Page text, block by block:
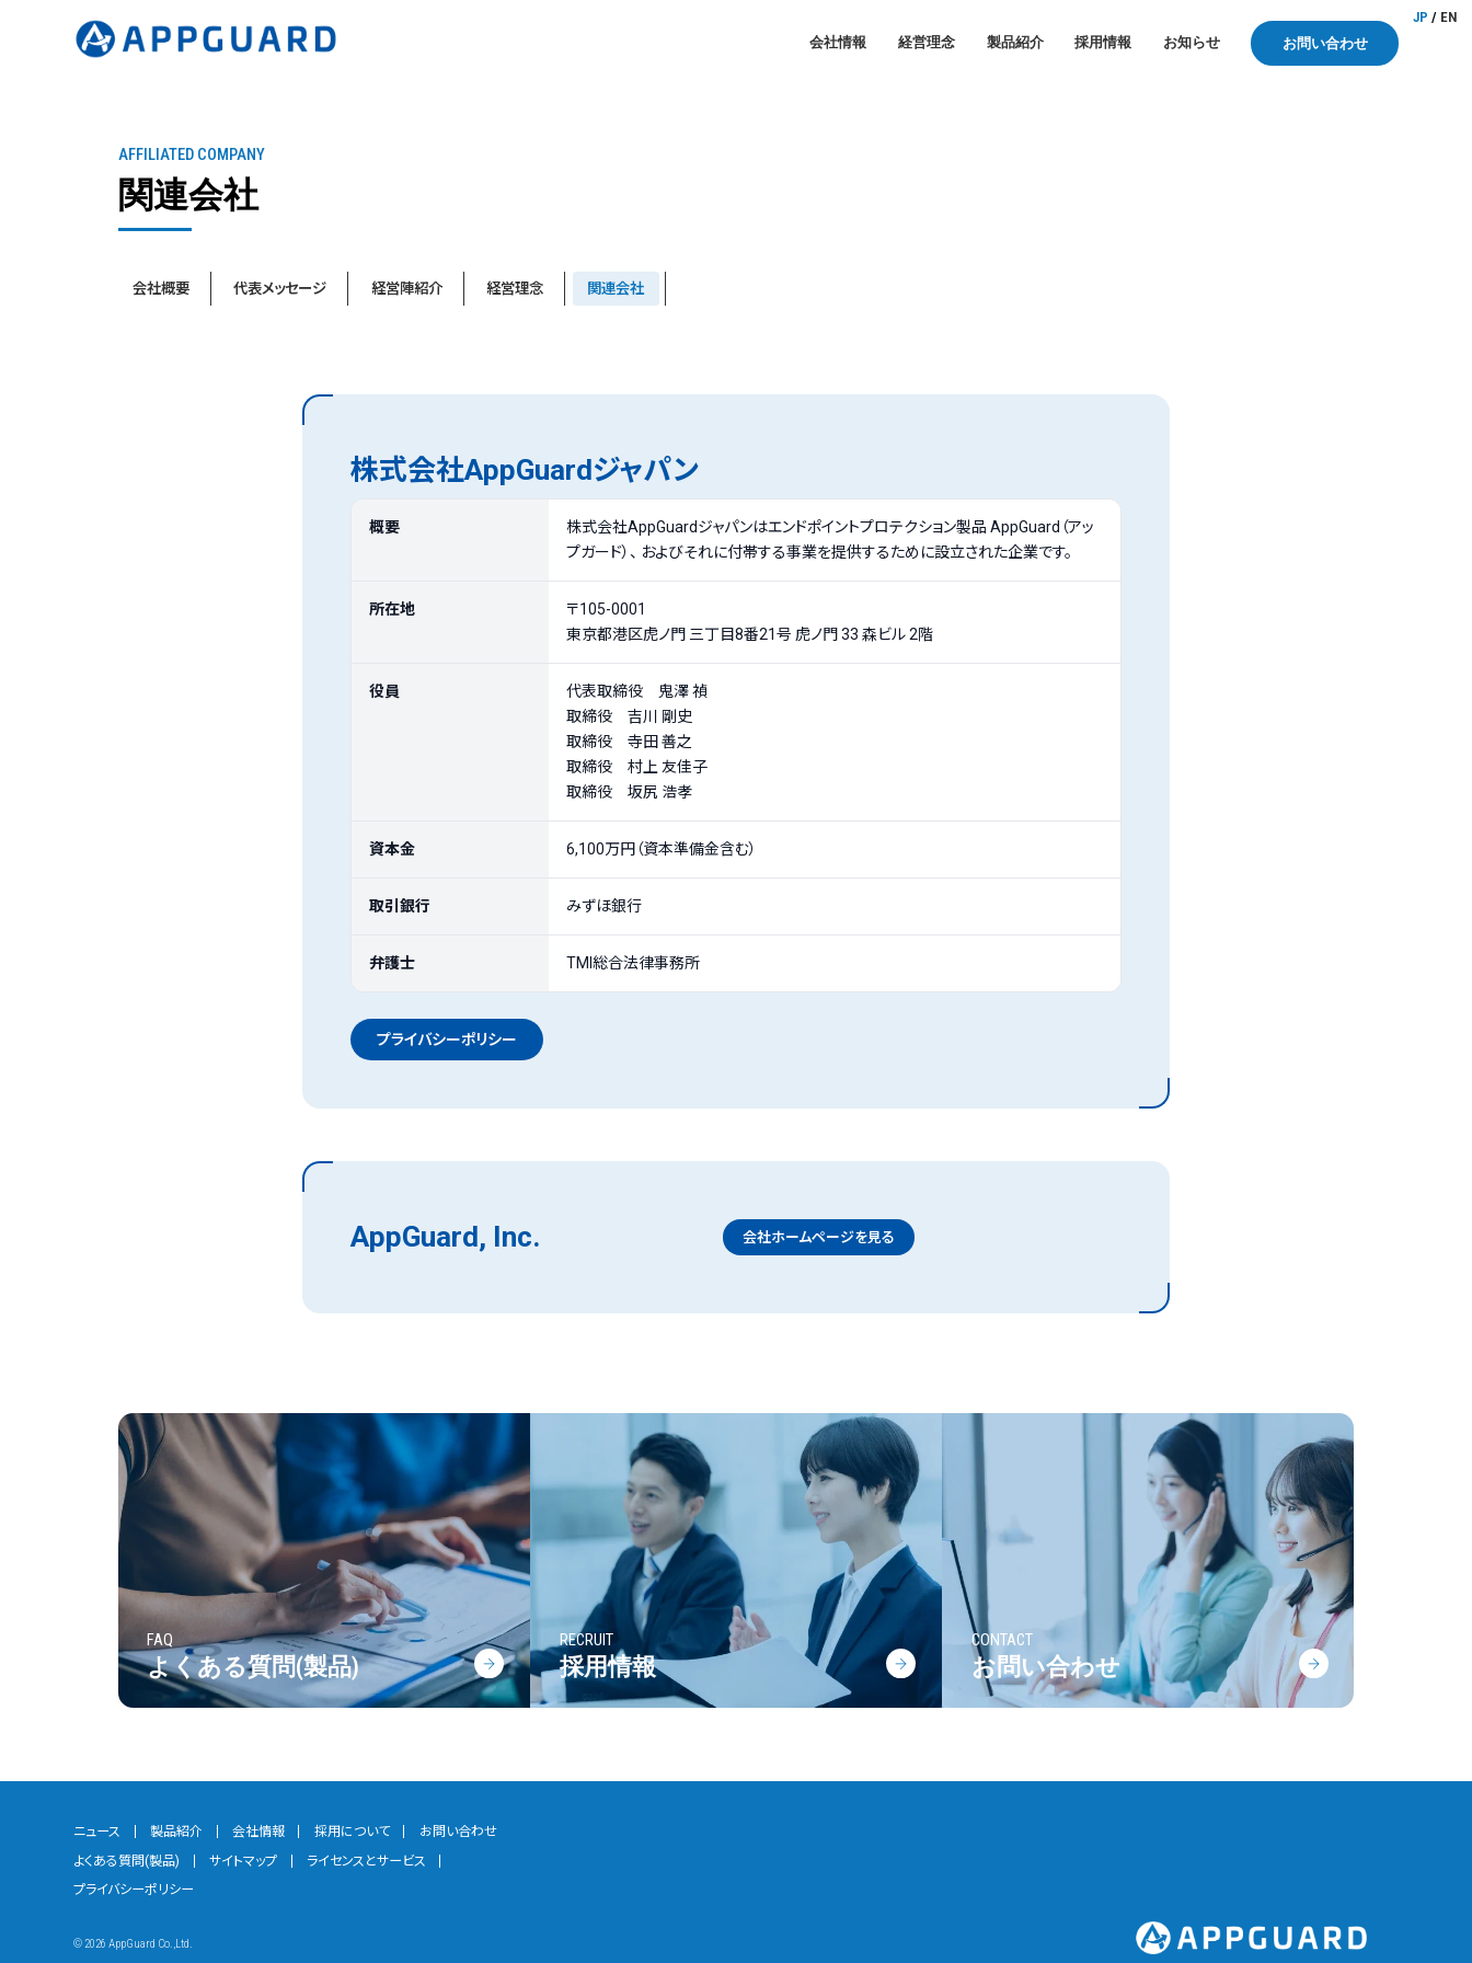
会社情報 経営理念 製品紹介 採用情報 お知らせ お問い合わせ
JP / EN
AFFILIATED COMPANY
関連会社
会社概要 代表メッセージ 経営陣紹介 経営理念 関連会社
株式会社AppGuardジャパン
概要
株式会社AppGuardジャパンはエンドポイントプロテクション製品 AppGuard（アッ
プガード）、 およびそれに付帯する事業を提供するために設立された企業です。
所在地
〒105-0001
東京都港区虎ノ門 三丁目8番21号 虎ノ門 33 森ビル 2階
役員
代表取締役 鬼澤 禎
取締役 吉川 剛史
取締役 寺田 善之
取締役 村上 友佳子
取締役 坂尻 浩孝
資本金 6,100万円（資本準備金含む）
取引銀行 みずほ銀行
弁護士 TMI総合法律事務所
プライバシーポリシー
AppGuard, Inc. 会社ホームページを見る
FAQ
よくある質問(製品)
RECRUIT
採用情報
CONTACT
お問い合わせ
ニュース 製品紹介 会社情報 採用について
お問い合わせ
よくある質問(製品)
サイトマップ
ライセンスとサービス
プライバシーポリシー
© 2026 AppGuard Co.,Ltd.